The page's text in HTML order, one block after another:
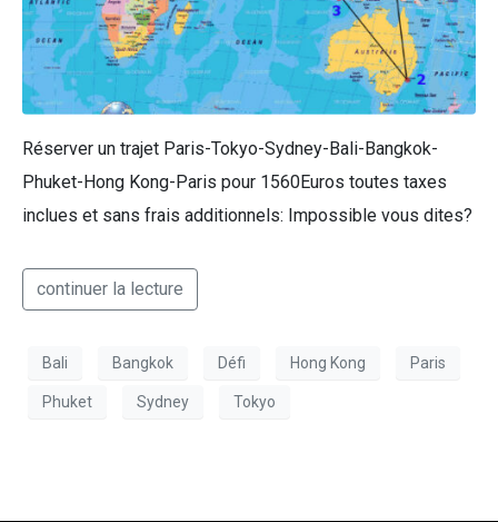
Réserver un trajet Paris-Tokyo-Sydney-Bali-Bangkok-
Phuket-Hong Kong-Paris pour 1560Euros toutes taxes
inclues et sans frais additionnels: Impossible vous dites?
continuer la lecture
Bali Bangkok Défi Hong Kong Paris
Phuket Sydney Tokyo